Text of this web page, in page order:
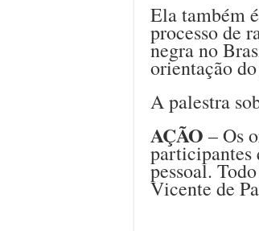
Ela também
processo de
negra no
orientação
A palestra
AÇÃO – Os
participantes
pessoal.
Vicente de